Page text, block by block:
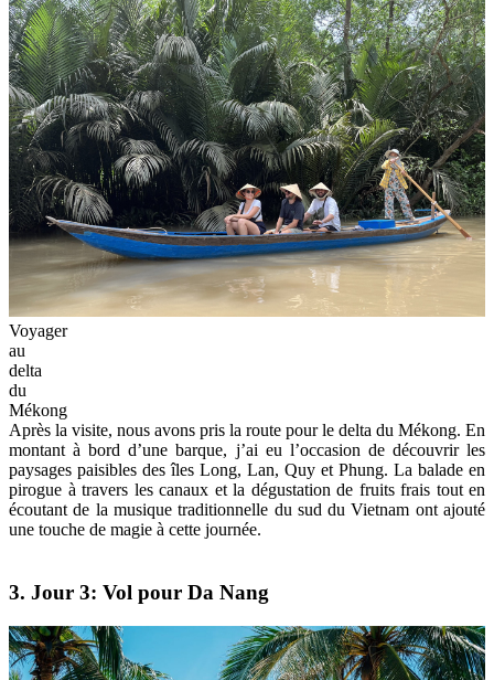
Voyager
au
delta
du
Mékong
Après la visite, nous avons pris la route pour le delta du Mékong. En
montant à bord d’une barque, j’ai eu l’occasion de découvrir les
paysages paisibles des îles Long, Lan, Quy et Phung. La balade en
pirogue à travers les canaux et la dégustation de fruits frais tout en
écoutant de la musique traditionnelle du sud du Vietnam ont ajouté
une touche de magie à cette journée.
3. Jour 3: Vol pour Da Nang